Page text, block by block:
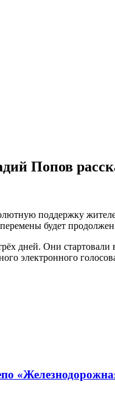
Попов
поддержку
будет
дней. Они
электронного